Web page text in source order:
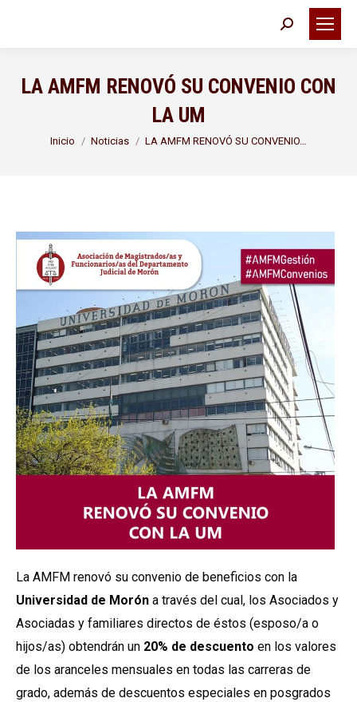
Buscar:
LA AMFM RENOVÓ SU CONVENIO CON
LA UM
Estás aquí:
Inicio Noticias LA AMFM RENOVÓ SU CONVENIO…
La AMFM renovó su convenio de beneficios con la
Universidad de Morón a través del cual, los Asociados y
Asociadas y familiares directos de éstos (esposo/a o
hijos/as) obtendrán un 20% de descuento en los valores
de los aranceles mensuales en todas las carreras de
grado, además de descuentos especiales en posgrados